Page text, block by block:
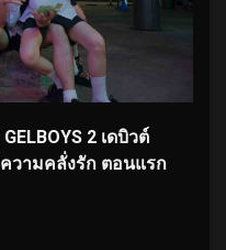
2 เดบิวต์
วามคลั่งรัก ตอนแรก